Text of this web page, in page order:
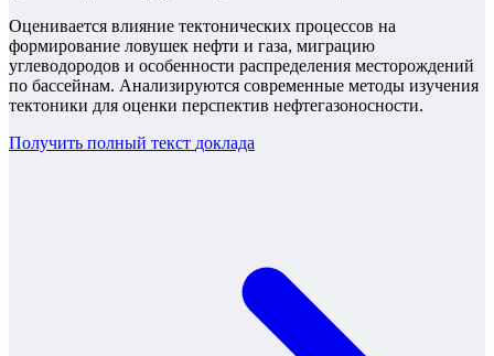
Оценивается влияние тектонических процессов на
формирование ловушек нефти и газа, миграцию
углеводородов и особенности распределения месторождений
по бассейнам. Анализируются современные методы изучения
тектоники для оценки перспектив нефтегазоносности.
Получить полный текст доклада